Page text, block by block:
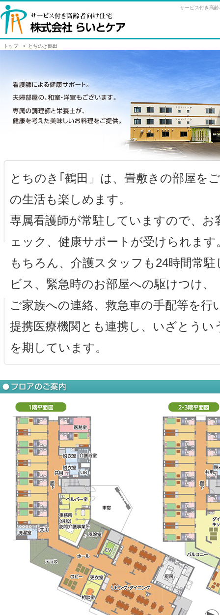
サービス付き高
トップ > とちのき鶴田
とちのき｢鶴田」は、畳敷きの部屋を
の生活も楽しめます。
専属看護師が常駐していますので、お
ェック、健康サポートが受けられます
もちろん、介護スタッフも24時間常
ビス、緊急時のお部屋への駆けつけ、
ご家族への連絡、救急車の手配等を行
提携医療機関とも連携し、いざとうい
を期しています。